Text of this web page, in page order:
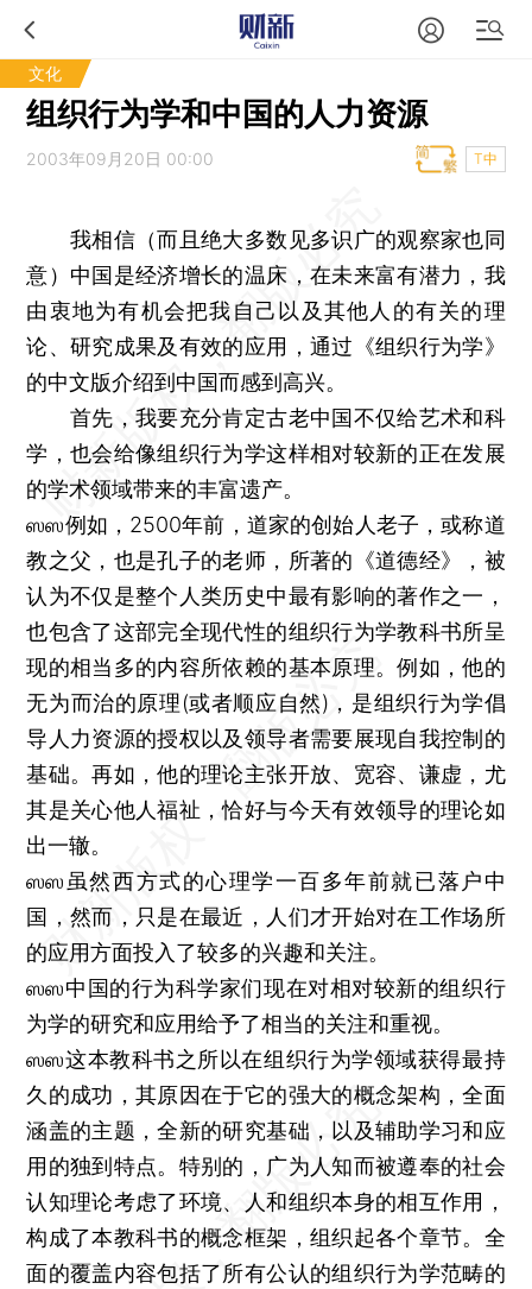
文化
组织行为学和中国的人力资源
2003年09月20日 00:00 T中
我相信（而且绝大多数见多识广的观察家也同
意）中国是经济增长的温床，在未来富有潜力，我
由衷地为有机会把我自己以及其他人的有关的理
论、研究成果及有效的应用，通过《组织行为学》
的中文版介绍到中国而感到高兴。
首先，我要充分肯定古老中国不仅给艺术和科
学，也会给像组织行为学这样相对较新的正在发展
的学术领域带来的丰富遗产。
ஸஸ例如，2500年前，道家的创始人老子，或称道
教之父，也是孔子的老师，所著的《道德经》，被
认为不仅是整个人类历史中最有影响的著作之一，
也包含了这部完全现代性的组织行为学教科书所呈
现的相当多的内容所依赖的基本原理。例如，他的
无为而治的原理(或者顺应自然)，是组织行为学倡
导人力资源的授权以及领导者需要展现自我控制的
基础。再如，他的理论主张开放、宽容、谦虚，尤
其是关心他人福祉，恰好与今天有效领导的理论如
出一辙。
ஸஸ虽然西方式的心理学一百多年前就已落户中
国，然而，只是在最近，人们才开始对在工作场所
的应用方面投入了较多的兴趣和关注。
ஸஸ中国的行为科学家们现在对相对较新的组织行
为学的研究和应用给予了相当的关注和重视。
ஸஸ这本教科书之所以在组织行为学领域获得最持
久的成功，其原因在于它的强大的概念架构，全面
涵盖的主题，全新的研究基础，以及辅助学习和应
用的独到特点。特别的，广为人知而被遵奉的社会
认知理论考虑了环境、人和组织本身的相互作用，
构成了本教科书的概念框架，组织起各个章节。全
面的覆盖内容包括了所有公认的组织行为学范畴的